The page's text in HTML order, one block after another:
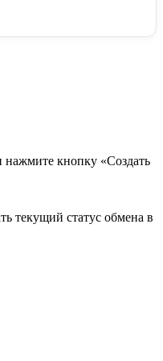
нажмите кнопку «Создать
текущий статус обмена в